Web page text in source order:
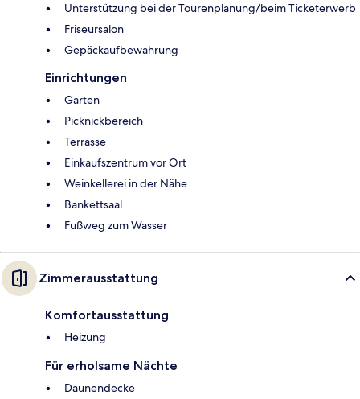
Unterstützung bei der Tourenplanung/beim Ticketerwerb
Friseursalon
Gepäckaufbewahrung
Einrichtungen
Garten
Picknickbereich
Terrasse
Einkaufszentrum vor Ort
Weinkellerei in der Nähe
Bankettsaal
Fußweg zum Wasser
Zimmerausstattung
Komfortausstattung
Heizung
Für erholsame Nächte
Daunendecke